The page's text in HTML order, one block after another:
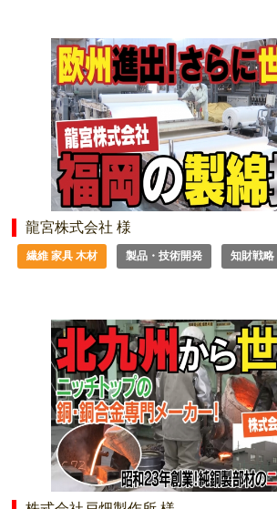
龍宮株式会社 様
繊維 家具 木材 製品・技術開発 知財戦略